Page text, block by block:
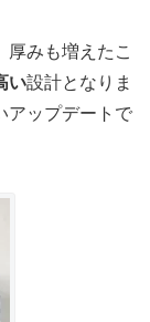
厚みも増えたこ
い設計となりま
アップデートで